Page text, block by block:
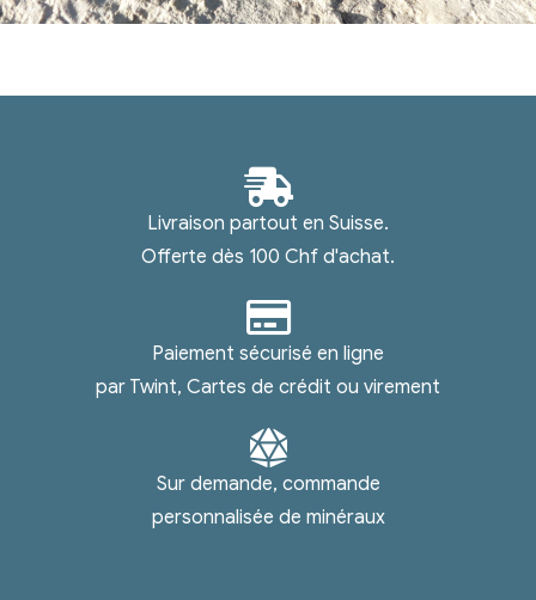
Livraison partout en Suisse.
Offerte dès 100 Chf d'achat.
Paiement sécurisé en ligne
par Twint, Cartes de crédit ou virement
Sur demande, commande
personnalisée de minéraux